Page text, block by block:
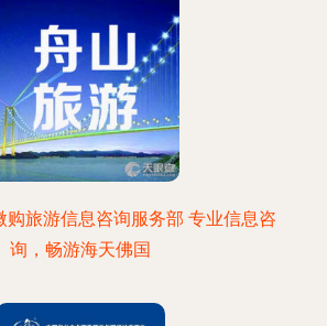
购旅游信息咨询服务部 专业信息咨
询，畅游海天佛国